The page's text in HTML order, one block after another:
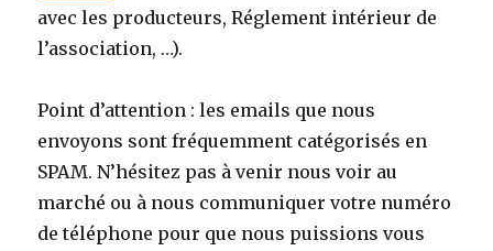
avec les producteurs, Réglement intérieur de
l’association, …).
Point d’attention : les emails que nous
envoyons sont fréquemment catégorisés en
SPAM. N’hésitez pas à venir nous voir au
marché ou à nous communiquer votre numéro
de téléphone pour que nous puissions vous